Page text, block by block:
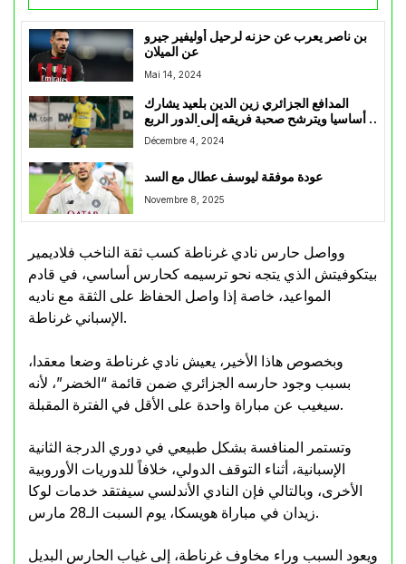
بن ناصر يعرب عن حزنه لرحيل أوليفير جيرو
عن الميلان
Mai 14, 2024
المدافع الجزائري زين الدين بلعيد يشارك
أساسيا ويترشح صحبة فريقه إلى الدور الربع
النهائي من كأس بلجيكيا
Décembre 4, 2024
عودة موفقة ليوسف عطال مع السد
Novembre 8, 2025
وواصل حارس نادي غرناطة كسب ثقة الناخب فلاديمير
بيتكوفيتش الذي يتجه نحو ترسيمه كحارس أساسي، في قادم
المواعيد، خاصة إذا واصل الحفاظ على الثقة مع ناديه
الإسباني غرناطة.
وبخصوص هاذا الأخير، يعيش نادي غرناطة وضعا معقدا،
بسبب وجود حارسه الجزائري ضمن قائمة “الخضر”، لأنه
سيغيب عن مباراة واحدة على الأقل في الفترة المقبلة.
وتستمر المنافسة بشكل طبيعي في دوري الدرجة الثانية
الإسبانية، أثناء التوقف الدولي، خلافاً للدوريات الأوروبية
الأخرى، وبالتالي فإن النادي الأندلسي سيفتقد خدمات لوكا
زيدان في مباراة هويسكا، يوم السبت الـ28 مارس.
ويعود السبب وراء مخاوف غرناطة، إلى غياب الحارس البديل